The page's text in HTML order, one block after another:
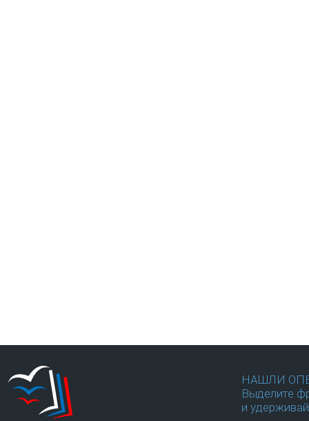
НАШЛИ
Выделите
и